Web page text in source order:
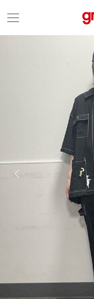
カテゴリーから探す
MEN